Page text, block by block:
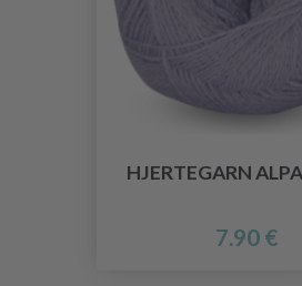
HJERTEGARN
7.90 €